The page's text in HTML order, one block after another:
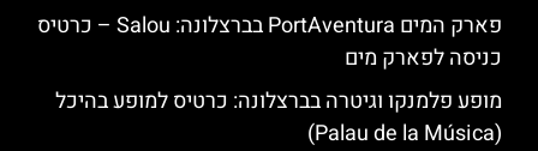
פארק המים PortAventura בברצלונה: Salou – כרטיס
כניסה לפארק מים
מופע פלמנקו וגיטרה בברצלונה: כרטיס למופע בהיכל
(Palau de la Música)